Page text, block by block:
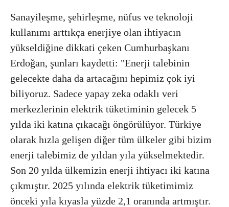
Sanayileşme, şehirleşme, nüfus ve teknoloji
kullanımı arttıkça enerjiye olan ihtiyacın
yükseldiğine dikkati çeken Cumhurbaşkanı
Erdoğan, şunları kaydetti: "Enerji talebinin
gelecekte daha da artacağını hepimiz çok iyi
biliyoruz. Sadece yapay zeka odaklı veri
merkezlerinin elektrik tüketiminin gelecek 5
yılda iki katına çıkacağı öngörülüyor. Türkiye
olarak hızla gelişen diğer tüm ülkeler gibi bizim
enerji talebimiz de yıldan yıla yükselmektedir.
Son 20 yılda ülkemizin enerji ihtiyacı iki katına
çıkmıştır. 2025 yılında elektrik tüketimimiz
önceki yıla kıyasla yüzde 2,1 oranında artmıştır.